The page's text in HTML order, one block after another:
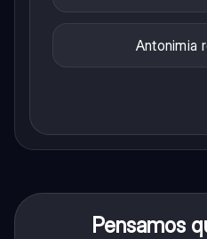
Antonimia
Pensamos